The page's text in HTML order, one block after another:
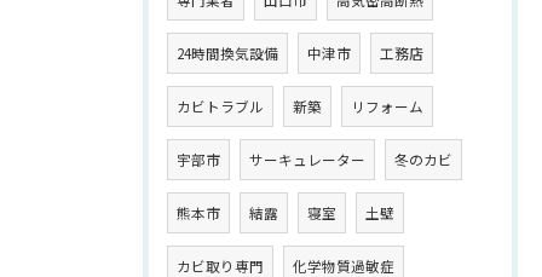
24時間換気設備 中津市 工務店
カビトラブル 新築 リフォーム
宇部市 サーキュレーター 冬のカビ
熊本市 結露 寝室 土壁
カビ取り専門 化学物質過敏症